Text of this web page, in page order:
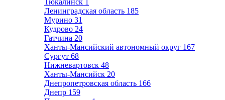
Тюкалинск 1
Ленинградская область 185
Мурино 31
Кудрово 24
Гатчина 20
Ханты-Мансийский автономный округ 167
Сургут 68
Нижневартовск 48
Ханты-Мансийск 20
Днепропетровская область 166
Днепр 159